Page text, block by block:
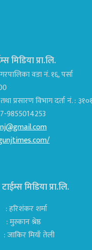
मिडिया प्रा.लि.
वडा नं. १६, पर्सा
प्रसारण विभाग दर्ता नं. :
9855014253
मिडिया प्रा‍.लि.
शर्मा
श्रेष्ठ
मियाँ तेली